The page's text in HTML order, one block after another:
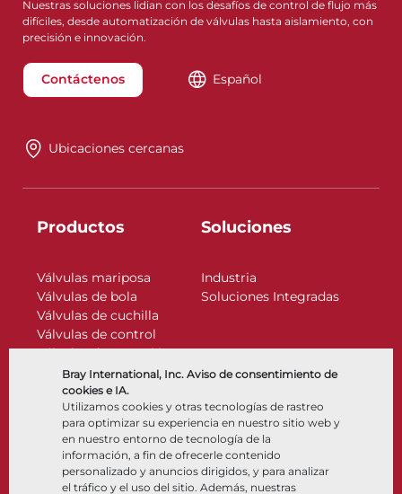
Bray International, Inc. Aviso de consentimiento de
cookies e IA.
Utilizamos cookies y otras tecnologías de rastreo
para optimizar su experiencia en nuestro sitio web y
en nuestro entorno de tecnología de la
información, a fin de ofrecerle contenido
personalizado y anuncios dirigidos, y para analizar
el tráfico y el uso del sitio. Además, nuestras
Nuestras soluciones lidian con los desafíos de control de flujo más
difíciles, desde automatización de válvulas hasta aislamiento, con
precisión e innovación.
Contáctenos Español
Ubicaciones cercanas
Productos
Válvulas mariposa
Válvulas de bola
Válvulas de cuchilla
Válvulas de control
Válvulas de retención
Actuadores
Accesorios de control
Criogénico
Soluciones
Industria
Soluciones Integradas
Compañía
Nosotros
Recursos
Documentos